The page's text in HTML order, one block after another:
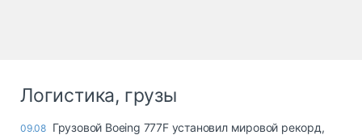
Логистика, грузы
09.08 Грузовой Boeing 777F установил мировой рекорд,